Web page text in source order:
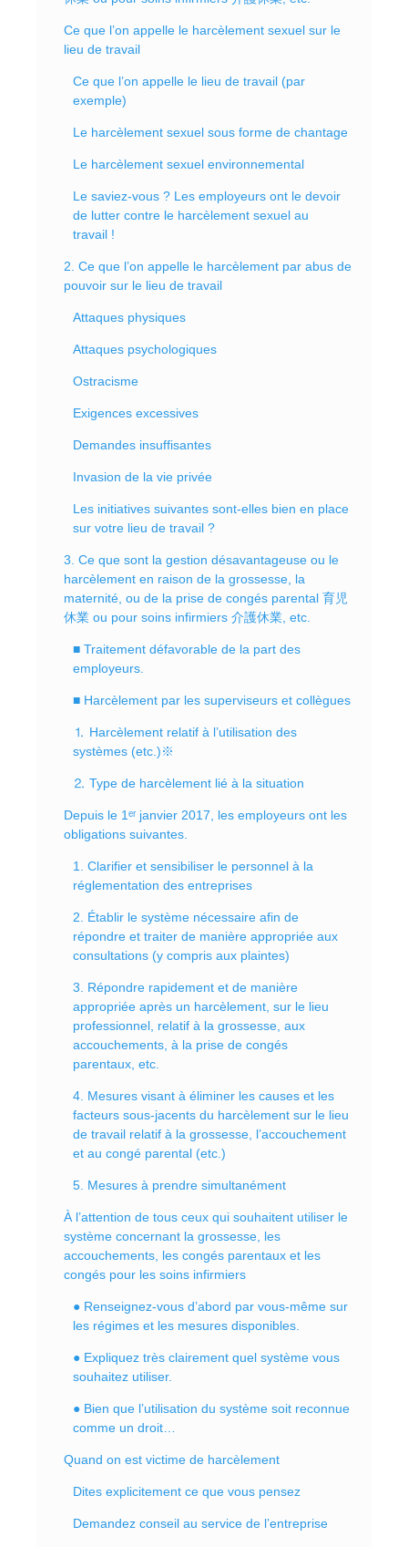
Ce que l’on appelle le harcèlement sexuel sur le
lieu de travail
Ce que l’on appelle le lieu de travail (par
exemple)
Le harcèlement sexuel sous forme de chantage
Le harcèlement sexuel environnemental
Le saviez-vous ? Les employeurs ont le devoir
de lutter contre le harcèlement sexuel au
travail !
2. Ce que l’on appelle le harcèlement par abus de
pouvoir sur le lieu de travail
Attaques physiques
Attaques psychologiques
Ostracisme
Exigences excessives
Demandes insuffisantes
Invasion de la vie privée
Les initiatives suivantes sont-elles bien en place
sur votre lieu de travail ?
3. Ce que sont la gestion désavantageuse ou le
harcèlement en raison de la grossesse, la
maternité, ou de la prise de congés parental 育児
休業 ou pour soins infirmiers 介護休業, etc.
■ Traitement défavorable de la part des
employeurs.
■ Harcèlement par les superviseurs et collègues
⒈ Harcèlement relatif à l’utilisation des
systèmes (etc.)※
⒉ Type de harcèlement lié à la situation
Depuis le 1ᵉʳ janvier 2017, les employeurs ont les
obligations suivantes.
1. Clarifier et sensibiliser le personnel à la
réglementation des entreprises
2. Établir le système nécessaire afin de
répondre et traiter de manière appropriée aux
consultations (y compris aux plaintes)
3. Répondre rapidement et de manière
appropriée après un harcèlement, sur le lieu
professionnel, relatif à la grossesse, aux
accouchements, à la prise de congés
parentaux, etc.
4. Mesures visant à éliminer les causes et les
facteurs sous-jacents du harcèlement sur le lieu
de travail relatif à la grossesse, l’accouchement
et au congé parental (etc.)
5. Mesures à prendre simultanément
À l’attention de tous ceux qui souhaitent utiliser le
système concernant la grossesse, les
accouchements, les congés parentaux et les
congés pour les soins infirmiers
● Renseignez-vous d’abord par vous-même sur
les régimes et les mesures disponibles.
● Expliquez très clairement quel système vous
souhaitez utiliser.
● Bien que l’utilisation du système soit reconnue
comme un droit…
Quand on est victime de harcèlement
Dites explicitement ce que vous pensez
Demandez conseil au service de l’entreprise